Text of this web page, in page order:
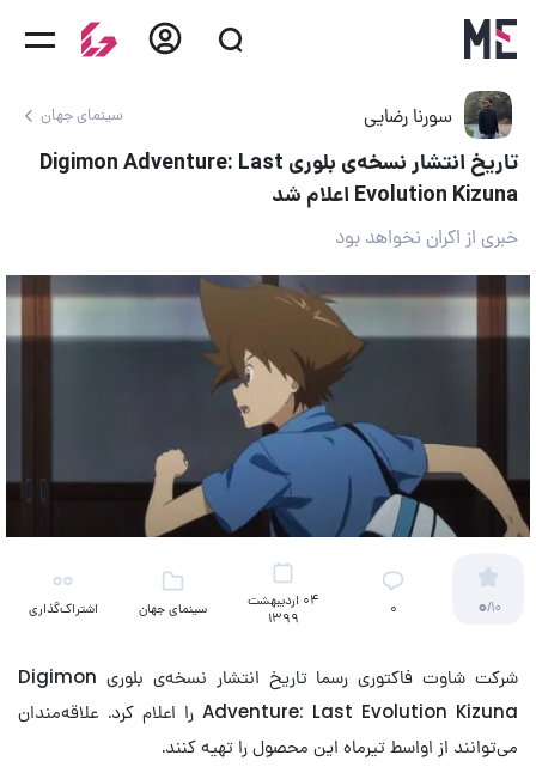
سورنا رضایی سینمای جهان
تاریخ انتشار نسخه‌ی بلوری Digimon Adventure: Last
Evolution Kizuna اعلام شد
خبری از اکران نخواهد بود
0/10 ۰
04 اردیبهشت
1399
سینمای جهان اشتراک‌گذاری
شرکت شاوت فاکتوری رسما تاریخ انتشار نسخه‌ی بلوری Digimon
Adventure: Last Evolution Kizuna را اعلام کرد. علاقه‌مندان
می‌توانند از اواسط تیرماه این محصول را تهیه کنند.